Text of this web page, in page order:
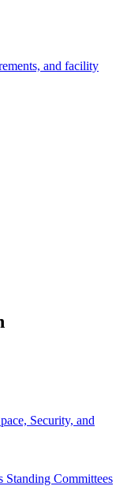
and facility
Security, and
Standing Committees